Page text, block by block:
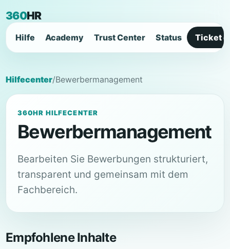
360HR
Hilfe Academy Trust Center Status Ticket
Hilfecenter/Bewerbermanagement
360HR HILFECENTER
Bewerbermanagement
Bearbeiten Sie Bewerbungen strukturiert,
transparent und gemeinsam mit dem
Fachbereich.
Empfohlene Inhalte